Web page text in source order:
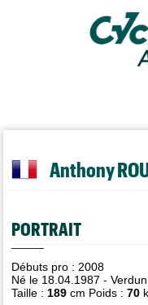
Anthony
PORTRAIT
Débuts pro : 2008
Né le 18.04.1987 - Verdun
Taille : 189 cm Poids :70